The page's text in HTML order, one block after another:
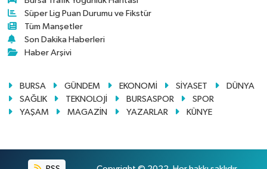
Süper Lig Puan Durumu ve Fikstür
Tüm Manşetler
Son Dakika Haberleri
Haber Arşivi
BURSA GÜNDEM EKONOMİ SİYASET
DÜNYA
SAĞLIK
TEKNOLOJİ BURSASPOR
SPOR
YAŞAM
MAGAZİN YAZARLAR KÜNYE